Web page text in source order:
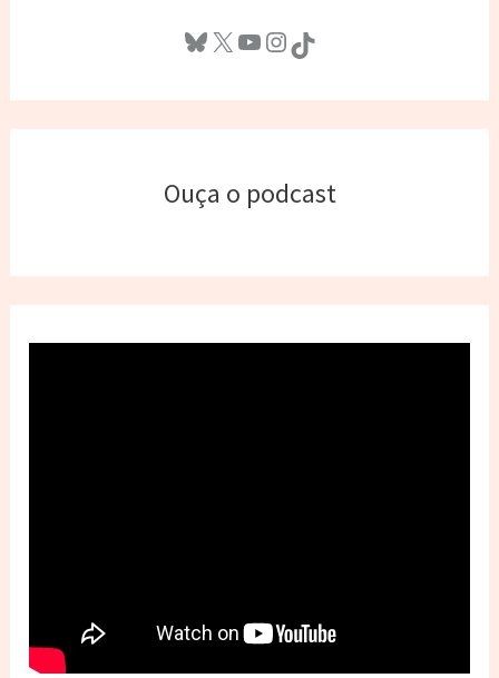
Bluesky X Youtube InstagramTikTok
Ouça o podcast